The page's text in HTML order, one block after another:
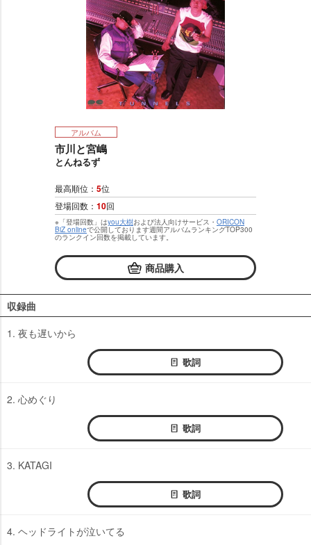
アルバム
市川と宮嶋
とんねるず
最高順位： 5位
登場回数： 10回
※「登場回数」はyou大樹および法人向けサービス・ ORICON
BiZ onlineで公開しております週間アルバムランキングTOP300
のランクイン回数を掲載しています。
商品購入
収録曲
1. 夜も遅いから
歌詞
2. 心めぐり
歌詞
3. KATAGI
歌詞
4. ヘッドライトが泣いてる